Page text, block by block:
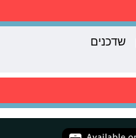
שדכנים